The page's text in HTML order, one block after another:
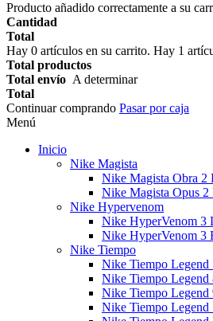
Producto añadido correctamente a su
Cantidad
Total
Hay 0 artículos en su carrito. Hay 1
Total productos
Total envío A determinar
Total
Continuar comprando Pasar por caja
Menú
Inicio
Nike Magista
Nike Magista Obra 2
Nike Magista Opus 2
Nike Hypervenom
Nike HyperVenom 3
Nike HyperVenom 3
Nike Tiempo
Nike Tiempo Legend
Nike Tiempo Legend
Nike Tiempo Legend
Nike Tiempo Legend